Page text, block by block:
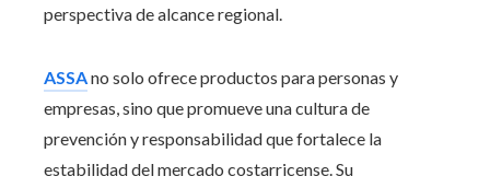
perspectiva de alcance regional.
ASSAno solo ofrece productos para personas y
empresas, sino que promueve una cultura de
prevención y responsabilidad que fortalece la
estabilidad del mercado costarricense. Su